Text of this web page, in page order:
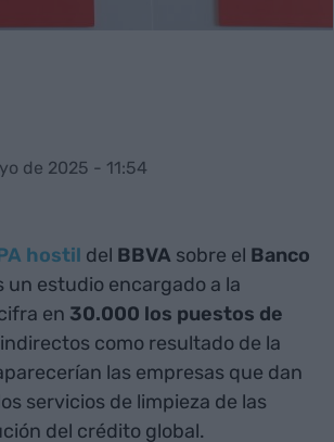
de 2025 - 11:54
hostil del BBVA sobre el Banco
un estudio encargado a la
en 30.000 los puestos de
como resultado de la
las empresas que dan
servicios de limpieza de las
del crédito global.